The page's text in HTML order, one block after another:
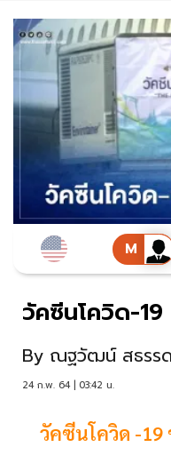
วัคซีนโควิด-
By ณฐวัฒน์ สธรร
24 ก.พ. 64 | 03:42 น.
วัคซีนโควิด -19